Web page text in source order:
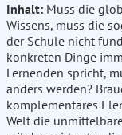
Inhalt: Muss die
Wissens, muss die
der Schule nicht
konkreten Dinge
Lernenden spricht,
anders werden?
komplementäres
Welt die